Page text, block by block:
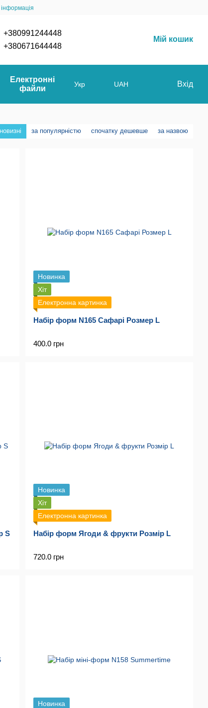
+380991244448
+380671644448
Мій кошик
Електронні
файли
Укр UAH Вхід
за популярністю спочатку дешевше за назвою
Новинка
Хіт
Електронна картинка
Набір форм N165 Сафарі Розмер L
400.0 грн
S
Новинка
Хіт
Електронна картинка
Набір форм Ягоди & фрукти Розмір L
720.0 грн
Новинка